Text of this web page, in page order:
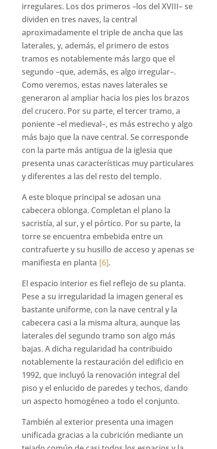
irregulares. Los dos primeros –los del XVIII– se
dividen en tres naves, la central
aproximadamente el triple de ancha que las
laterales, y, además, el primero de estos
tramos es notablemente más largo que el
segundo –que, además, es algo irregular–.
Como veremos, estas naves laterales se
generaron al ampliar hacia los pies los brazos
del crucero. Por su parte, el tercer tramo, a
poniente –el medieval–, es más estrecho y algo
más bajo que la nave central. Se corresponde
con la parte más antigua de la iglesia que
presenta unas características muy particulares
y diferentes a las del resto del templo.
A este bloque principal se adosan una
cabecera oblonga. Completan el plano la
sacristía, al sur, y el pórtico. Por su parte, la
torre se encuentra embebida entre un
contrafuerte y su husillo de acceso y apenas se
manifiesta en planta [6].
El espacio interior es fiel reflejo de su planta.
Pese a su irregularidad la imagen general es
bastante uniforme, con la nave central y la
cabecera casi a la misma altura, aunque las
laterales del segundo tramo son algo más
bajas. A dicha regularidad ha contribuido
notablemente la restauración del edificio en
1992, que incluyó la renovación integral del
piso y el enlucido de paredes y techos, dando
un aspecto homogéneo a todo el conjunto.
También al exterior presenta una imagen
unificada gracias a la cubrición mediante un